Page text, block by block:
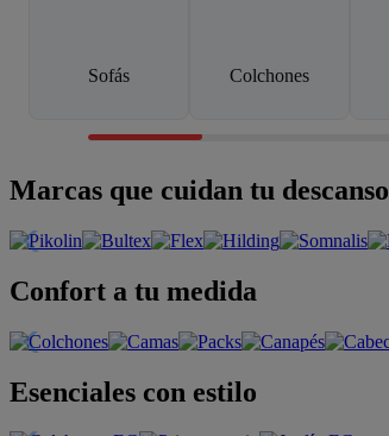
Sofás Colchones
Marcas que cuidan tu descanso
Confort a tu medida
Esenciales con estilo